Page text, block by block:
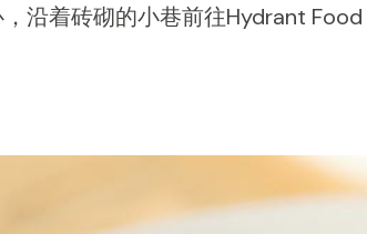
沿着砖砌的小巷前往Hydrant